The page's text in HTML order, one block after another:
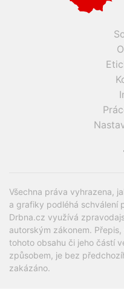
Všechna práva vyhrazena,
a grafiky podléhá schválení
Drbna.cz využívá
autorským zákonem.
tohoto obsahu či jeho částí
způsobem, je bez
zakázáno.